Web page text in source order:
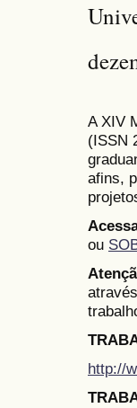
A XIV
(ISSN
afins,
ou
http://